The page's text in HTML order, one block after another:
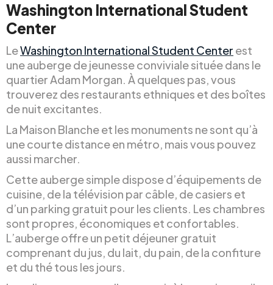
Washington International Student
Center
LeWashington International Student Center est
une auberge de jeunesse conviviale située dans le
quartier Adam Morgan. À quelques pas, vous
trouverez des restaurants ethniques et des boîtes
de nuit excitantes.
La Maison Blanche et les monuments ne sont qu’à
une courte distance en métro, mais vous pouvez
aussi marcher.
Cette auberge simple dispose d’équipements de
cuisine, de la télévision par câble, de casiers et
d’un parking gratuit pour les clients. Les chambres
sont propres, économiques et confortables.
L’auberge offre un petit déjeuner gratuit
comprenant du jus, du lait, du pain, de la confiture
et du thé tous les jours.